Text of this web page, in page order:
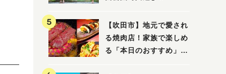
【吹田市】地元で愛され
る焼肉店！家族で楽しめ
る「本日のおすすめ」で